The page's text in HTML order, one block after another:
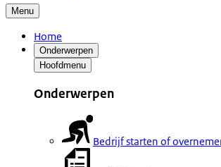
Menu
Home
Onderwerpen
Hoofdmenu
Onderwerpen
Bedrijf starten of